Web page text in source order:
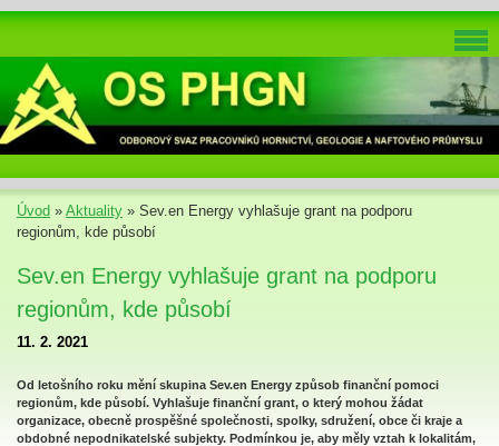
Úvod » Aktuality » Sev.en Energy vyhlašuje grant na podporu
regionům, kde působí
Sev.en Energy vyhlašuje grant na podporu
regionům, kde působí
11. 2. 2021
Od letošního roku mění skupina Sev.en Energy způsob finanční pomoci
regionům, kde působí. Vyhlašuje finanční grant, o který mohou žádat
organizace, obecně prospěšné společnosti, spolky, sdružení, obce či kraje a
obdobné nepodnikatelské subjekty. Podmínkou je, aby měly vztah k lokalitám,